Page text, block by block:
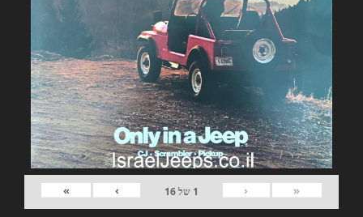
«
‹
1 של16
›
»